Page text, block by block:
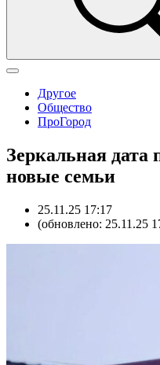
Другое
Общество
ПроГород
Зеркальная дата
новые семьи
25.11.25 17:17
(обновлено: 25.11.25